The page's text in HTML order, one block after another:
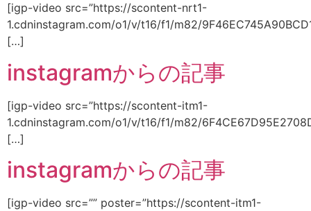
[igp-video src=”https://scontent-nrt1-
1.cdninstagram.com/o1/v/t16/f1/m82/
[…]
instagramからの記事
[igp-video src=”https://scontent-itm1-
1.cdninstagram.com/o1/v/t16/f1/m82/
[…]
instagramからの記事
[igp-video src=”” poster=”https://scontent-itm1-